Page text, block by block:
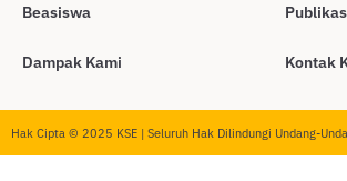
Beasiswa
Dampak Kami Kontak
Hak Cipta © 2025 KSE | Seluruh Hak Dilindungi Undang-